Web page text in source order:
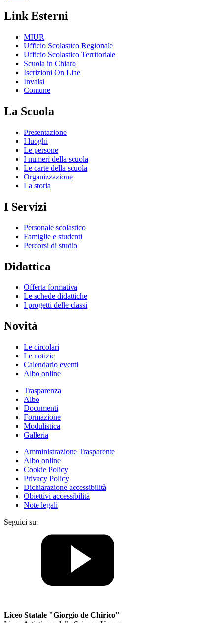
Link Esterni
MIUR
Ufficio Scolastico Regionale
Ufficio Scolastico Territoriale
Scuola in Chiaro
Iscrizioni On Line
Invalsi
Comune
La Scuola
Presentazione
I luoghi
Le persone
I numeri della scuola
Le carte della scuola
Organizzazione
La storia
I Servizi
Personale scolastico
Famiglie e studenti
Percorsi di studio
Didattica
Offerta formativa
Le schede didattiche
I progetti delle classi
Novità
Le circolari
Le notizie
Calendario eventi
Albo online
Trasparenza
Albo
Documenti
Formazione
Modulistica
Galleria
Amministrazione Trasparente
Albo online
Cookie Policy
Privacy Policy
Dichiarazione accessibilità
Obiettivi accessibilità
Note legali
Seguici su:
Liceo Statale "Giorgio de Chirico"